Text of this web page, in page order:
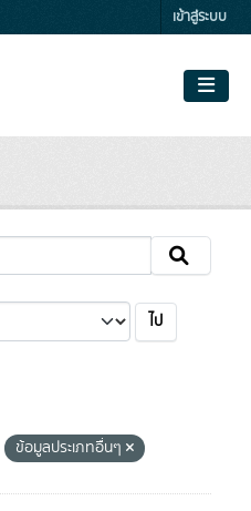
เข้าสู่ระบบ
ไป
ข้อมูลประเภทอื่นๆ